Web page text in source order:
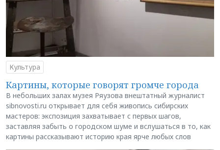
Культура
Картины, которые говорят громче города
В небольших залах музея Ряузова внештатный журналист
sibnovosti.ru открывает для себя живопись сибирских
мастеров: экспозиция захватывает с первых шагов,
заставляя забыть о городском шуме и вслушаться в то, как
картины рассказывают историю края ярче любых слов